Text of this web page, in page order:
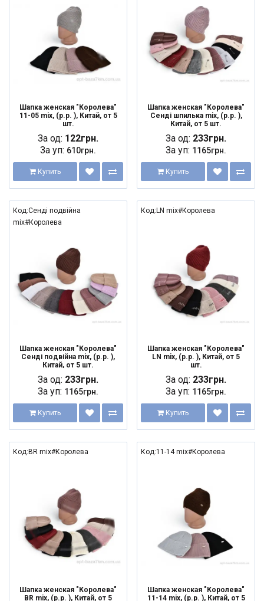
Шапка женская "Королева"
11-05 mix, (р.р. ), Китай, от 5
шт.
За од: 122грн.
За уп: 610грн.
Купить
Шапка женская "Королева"
Сенді шпилька mix, (р.р. ),
Китай, от 5 шт.
За од: 233грн.
За уп: 1165грн.
Купить
Код:Сенді подвійна
mix#Королева
Шапка женская "Королева"
Сенді подвійна mix, (р.р. ),
Китай, от 5 шт.
За од: 233грн.
За уп: 1165грн.
Купить
Код:LN mix#Королева
Шапка женская "Королева"
LN mix, (р.р. ), Китай, от 5
шт.
За од: 233грн.
За уп: 1165грн.
Купить
Код:BR mix#Королева
Шапка женская "Королева"
BR mix, (р.р. ), Китай, от 5
Код:11-14 mix#Королева
Шапка женская "Королева"
11-14 mix, (р.р. ), Китай, от 5